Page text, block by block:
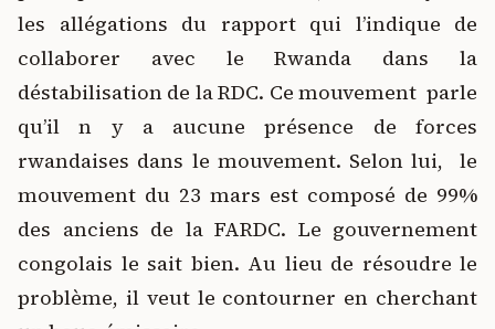
les allégations du rapport qui l’indique de
collaborer avec le Rwanda dans la
déstabilisation de la RDC. Ce mouvement parle
qu’il n y a aucune présence de forces
rwandaises dans le mouvement. Selon lui, le
mouvement du 23 mars est composé de 99%
des anciens de la FARDC. Le gouvernement
congolais le sait bien. Au lieu de résoudre le
problème, il veut le contourner en cherchant